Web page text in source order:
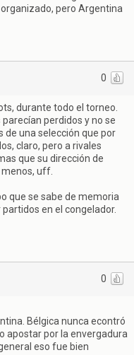
pero Argentina
0
durante todo el torneo.
perdidos y no se
una selección que por
claro, pero a rivales
que su dirección de
uff.
que se sabe de memoria
en el congelador.
0
Bélgica nunca econtró
apostar por la envergadura
eso fue bien